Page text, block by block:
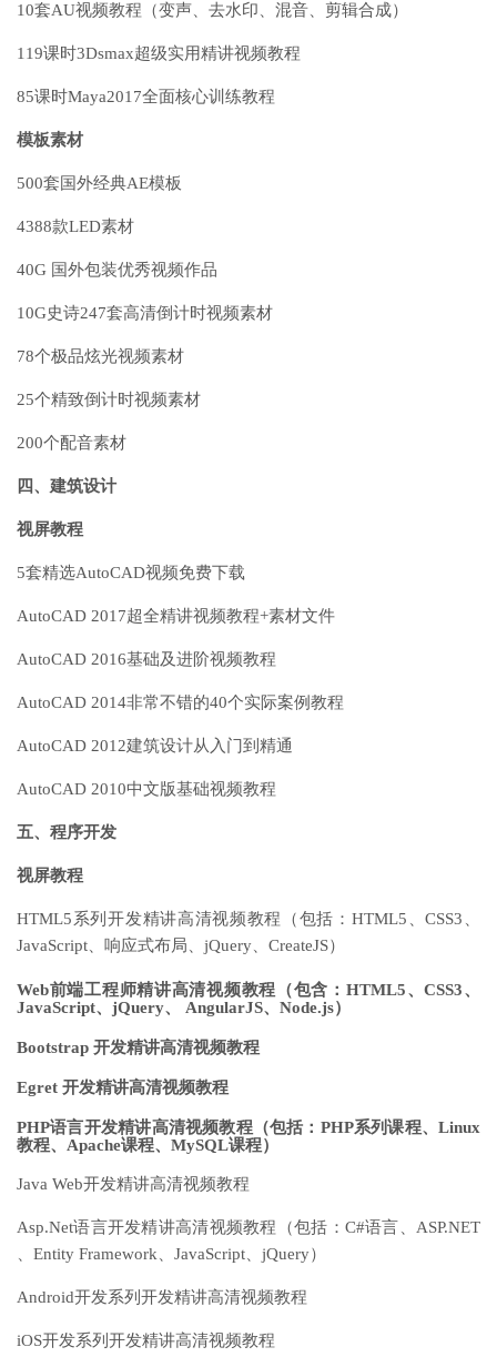
10套AU视频教程（变声、去水印、混音、剪辑合成）
119课时3Dsmax超级实用精讲视频教程
85课时Maya2017全面核心训练教程
模板素材
500套国外经典AE模板
4388款LED素材
40G 国外包装优秀视频作品
10G史诗247套高清倒计时视频素材
78个极品炫光视频素材
25个精致倒计时视频素材
200个配音素材
四、建筑设计
视屏教程
5套精选AutoCAD视频免费下载
AutoCAD 2017超全精讲视频教程+素材文件
AutoCAD 2016基础及进阶视频教程
AutoCAD 2014非常不错的40个实际案例教程
AutoCAD 2012建筑设计从入门到精通
AutoCAD 2010中文版基础视频教程
五、程序开发
视屏教程
HTML5系列开发精讲高清视频教程（包括：HTML5、CSS3、
JavaScript、响应式布局、jQuery、CreateJS）
Web前端工程师精讲高清视频教程（包含：HTML5、CSS3、
JavaScript、jQuery、 AngularJS、Node.js）
Bootstrap 开发精讲高清视频教程
Egret 开发精讲高清视频教程
PHP语言开发精讲高清视频教程（包括：PHP系列课程、Linux
教程、Apache课程、MySQL课程）
Java Web开发精讲高清视频教程
Asp.Net语言开发精讲高清视频教程（包括：C#语言、ASP.NET
、Entity Framework、JavaScript、jQuery）
Android开发系列开发精讲高清视频教程
iOS开发系列开发精讲高清视频教程